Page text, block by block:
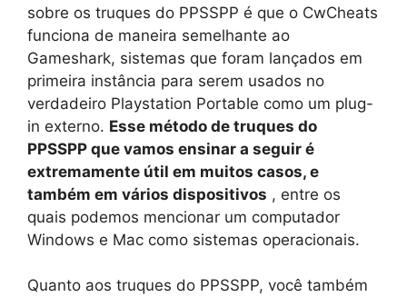
sobre os truques do PPSSPP é que o CwCheats
funciona de maneira semelhante ao
Gameshark, sistemas que foram lançados em
primeira instância para serem usados ​​no
verdadeiro Playstation Portable como um plug-
in externo. Esse método de truques do
PPSSPP que vamos ensinar a seguir é
extremamente útil em muitos casos, e
também em vários dispositivos , entre os
quais podemos mencionar um computador
Windows e Mac como sistemas operacionais.
Quanto aos truques do PPSSPP, você também